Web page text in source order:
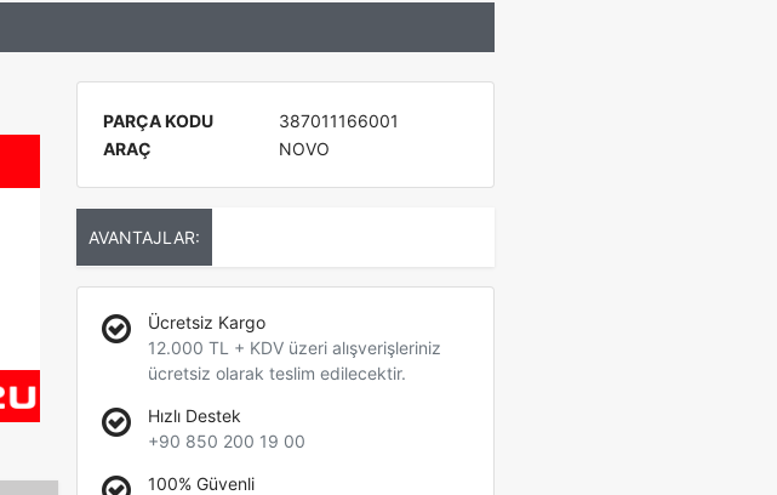
PARÇA KODU
387011166001
ARAÇ
NOVO
AVANTAJLAR:
Ücretsiz Kargo
12.000 TL + KDV üzeri alışverişleriniz
ücretsiz olarak teslim edilecektir.
Hızlı Destek
+90 850 200 19 00
100% Güvenli